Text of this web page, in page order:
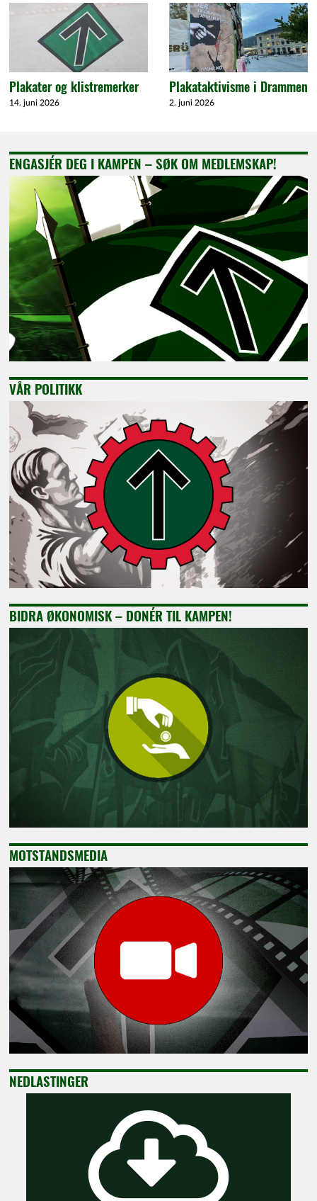
Plakater og klistremerker
14. juni 2026
Plakataktivisme i Drammen
2. juni 2026
ENGASJÉR DEG I KAMPEN – SØK OM MEDLEMSKAP!
VÅR POLITIKK
BIDRA ØKONOMISK – DONÉR TIL KAMPEN!
MOTSTANDSMEDIA
NEDLASTINGER